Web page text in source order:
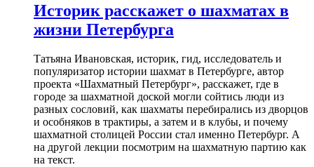
Историк расскажет о шахматах в
жизни Петербурга
Татьяна Ивановская, историк, гид, исследователь и
популяризатор истории шахмат в Петербурге, автор
проекта «Шахматный Петербург», расскажет, где в
городе за шахматной доской могли сойтись люди из
разных сословий, как шахматы перебирались из дворцов
и особняков в трактиры, а затем и в клубы, и почему
шахматной столицей России стал именно Петербург. А
на другой лекции посмотрим на шахматную партию как
на текст.